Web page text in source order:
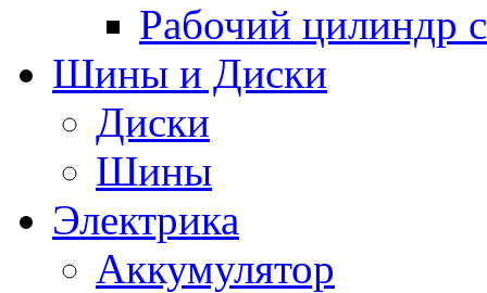
Рабочий цилиндр
Шины и Диски
Диски
Шины
Электрика
Аккумулятор